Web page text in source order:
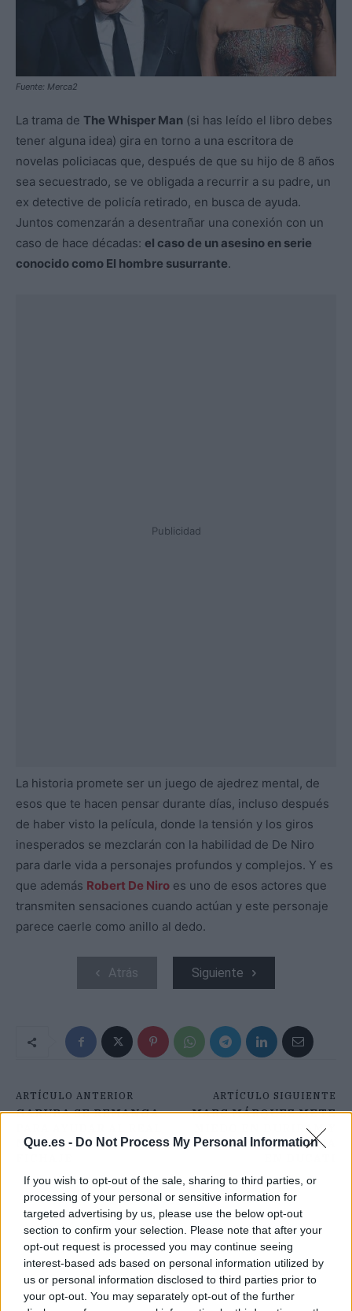
Que.es - Do Not Process My Personal Information
If you wish to opt-out of the sale, sharing to third parties, or
processing of your personal or sensitive information for
targeted advertising by us, please use the below opt-out
section to confirm your selection. Please note that after your
opt-out request is processed you may continue seeing
interest-based ads based on personal information utilized by
us or personal information disclosed to third parties prior to
your opt-out. You may separately opt-out of the further
Fuente: Merca2
La trama de The Whisper Man (si has leído el libro debes
tener alguna idea) gira en torno a una escritora de
novelas policiacas que, después de que su hijo de 8 años
sea secuestrado, se ve obligada a recurrir a su padre, un
ex detective de policía retirado, en busca de ayuda.
Juntos comenzarán a desentrañar una conexión con un
caso de hace décadas: el caso de un asesino en serie
conocido como El hombre susurrante.
Publicidad
La historia promete ser un juego de ajedrez mental, de
esos que te hacen pensar durante días, incluso después
de haber visto la película, donde la tensión y los giros
inesperados se mezclarán con la habilidad de De Niro
para darle vida a personajes profundos y complejos. Y es
que además Robert De Niro es uno de esos actores que
transmiten sensaciones cuando actúan y este personaje
parece caerle como anillo al dedo.
Atrás Siguiente
ARTÍCULO ANTERIOR
GARUBA SE REMANGA
MADRID CON UN SÚPER
ARTÍCULO SIGUIENTE
MARC MÁRQUEZ METE
MIEDO EN BURIRAM Y
DESATA LA EUFORIA